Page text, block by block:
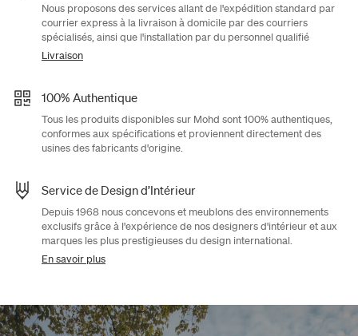
Nous proposons des services allant de l'expédition standard par
courrier express à la livraison à domicile par des courriers
spécialisés, ainsi que l'installation par du personnel qualifié
Livraison
100% Authentique
Tous les produits disponibles sur Mohd sont 100% authentiques,
conformes aux spécifications et proviennent directement des
usines des fabricants d'origine.
Service de Design d’Intérieur
Depuis 1968 nous concevons et meublons des environnements
exclusifs grâce à l'expérience de nos designers d'intérieur et aux
marques les plus prestigieuses du design international.
En savoir plus